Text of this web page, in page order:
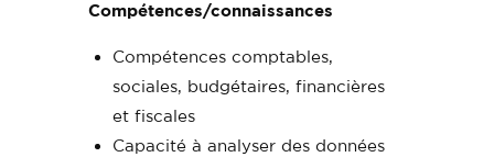
Compétences/connaissances
Compétences comptables,
sociales, budgétaires, financières
et fiscales
Capacité à analyser des données